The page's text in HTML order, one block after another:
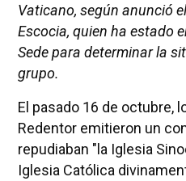
Vaticano, según anunció
Escocia, quien ha estado
Sede para determinar la
grupo.
El pasado 16 de octubre,
Redentor emitieron un
repudiaban "la Iglesia
Iglesia Católica